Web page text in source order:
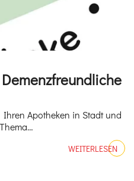
Apotheken in Stadt und
WEITERLESEN